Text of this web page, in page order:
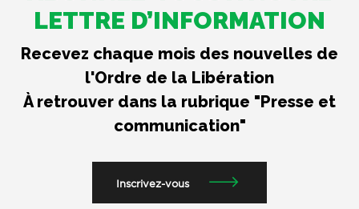
LETTRE D’INFORMATION
Recevez chaque mois des nouvelles de
l'Ordre de la Libération
À retrouver dans la rubrique "Presse et
communication"
Inscrivez-vous